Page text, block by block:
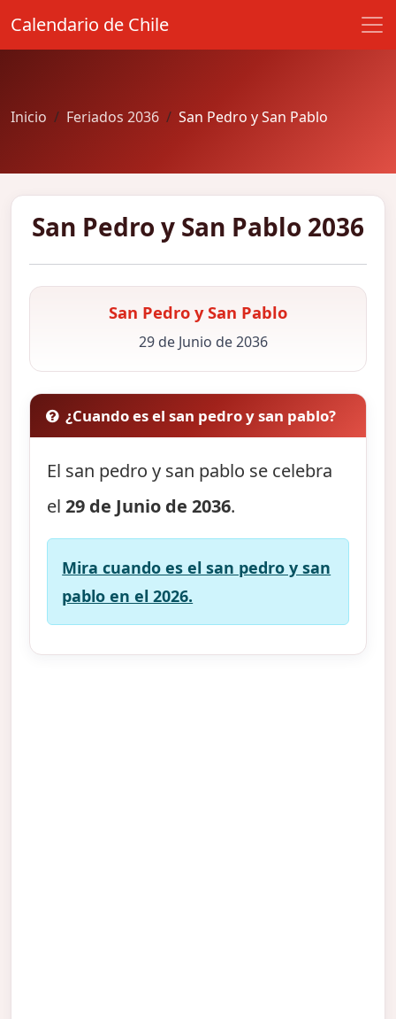
Calendario de Chile
Inicio Feriados 2036 San Pedro y San Pablo
San Pedro y San Pablo 2036
San Pedro y San Pablo
29 de Junio de 2036
¿Cuando es el san pedro y san pablo?
El san pedro y san pablo se celebra
el29 de Junio de 2036.
Mira cuando es el san pedro y san
pablo en el 2026.